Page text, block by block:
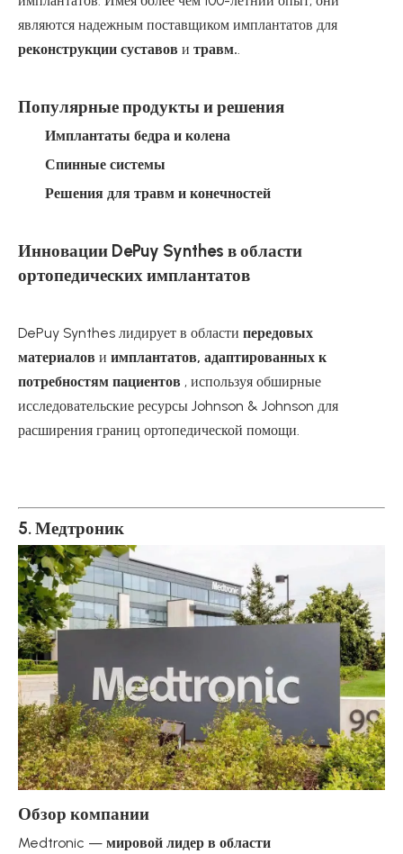
являются надежным поставщиком имплантатов для
реконструкции суставов и травм.
Популярные продукты и решения
Имплантаты бедра и колена
Спинные системы
Решения для травм и конечностей
Инновации DePuy Synthes в области
ортопедических имплантатов
DePuy Synthes лидирует в области передовых
материалов и имплантатов, адаптированных к
потребностям пациентов , используя обширные
исследовательские ресурсы Johnson & Johnson для
расширения границ ортопедической помощи.
5. Медтроник
Обзор компании
Medtronic — мировой лидер в области